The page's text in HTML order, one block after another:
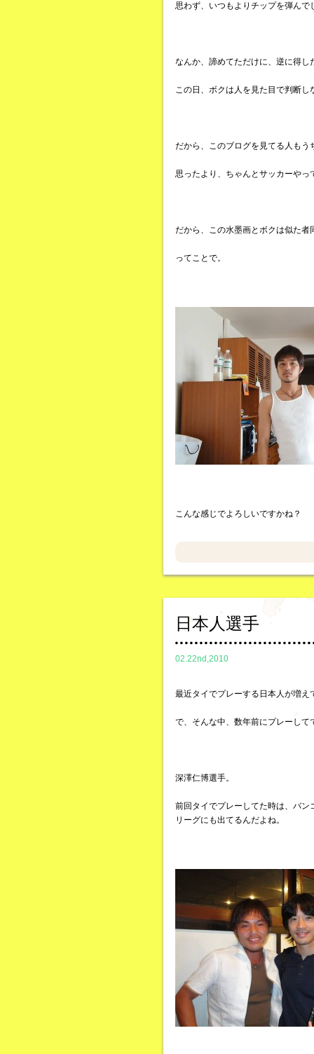
思わず、いつもよりチップを弾んで
なんか、諦めてただけに、逆に得し
この日、ボクは人を見た目で判断し
だから、このブログを見てる人も
思ったより、ちゃんとサッカーやっ
だから、この水墨画とボクは似た者
ってことで。
こんな感じでよろしいですかね？
日本人選手
02.22nd,2010
最近タイでプレーする日本人が増え
で、そんな中、数年前にプレーし
深澤仁博選手。
前回タイでプレーしてた時は、バ
リーグにも出てるんだよね。